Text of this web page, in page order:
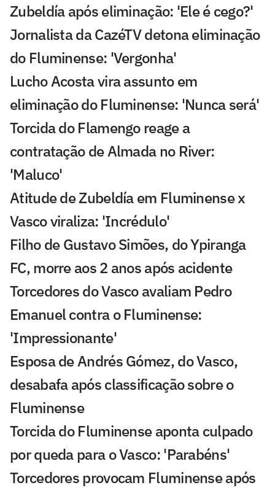
Zubeldía após eliminação: 'Ele é cego?'
Jornalista da CazéTV detona eliminação
do Fluminense: 'Vergonha'
Lucho Acosta vira assunto em
eliminação do Fluminense: 'Nunca será'
Torcida do Flamengo reage a
contratação de Almada no River:
'Maluco'
Atitude de Zubeldía em Fluminense x
Vasco viraliza: 'Incrédulo'
Filho de Gustavo Simões, do Ypiranga
FC, morre aos 2 anos após acidente
Torcedores do Vasco avaliam Pedro
Emanuel contra o Fluminense:
'Impressionante'
Esposa de Andrés Gómez, do Vasco,
desabafa após classificação sobre o
Fluminense
Torcida do Fluminense aponta culpado
por queda para o Vasco: 'Parabéns'
Torcedores provocam Fluminense após